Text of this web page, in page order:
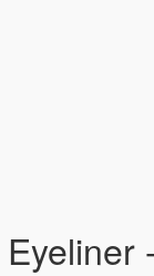
Eyeliner